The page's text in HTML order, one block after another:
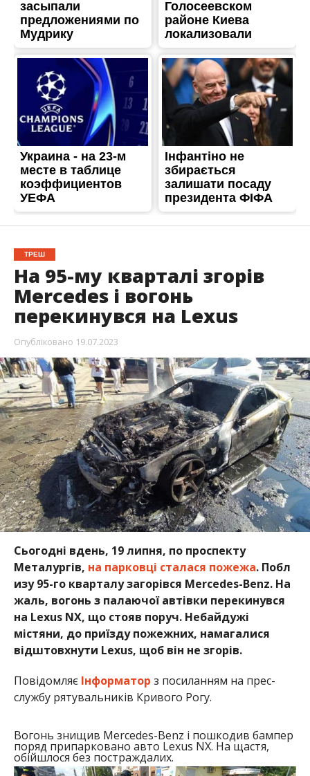
ТРЕШ
На 95-му кварталі згорів
Mercedes і вогонь
перекинувся на Lexus
Опубліковано 19.07.2023
Сьогодні вдень, 19 липня, по проспекту
Металургів, на парковці сталася пожежа. Побл
изу 95-го кварталу загорівся Mercedes-Benz. На
жаль, вогонь з палаючої автівки перекинувся
на Lexus NX, що стояв поруч. Небайдужі
містяни, до приїзду пожежних, намагалися
відштовхнути Lexus, щоб він не згорів.
Повідомляє Інформатор з посиланням на прес-
службу рятувальників Кривого Рогу.
Вогонь знищив Mercedes-Benz і пошкодив бампер
поряд припарковано авто Lexus NX. На щастя,
обійшлося без постраждалих.